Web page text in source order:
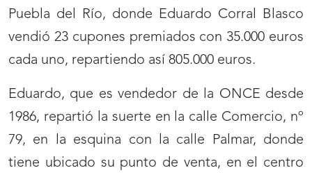
Puebla del Río, donde Eduardo Corral Blasco
vendió 23 cupones premiados con 35.000 euros
cada uno, repartiendo así 805.000 euros.
Eduardo, que es vendedor de la ONCE desde
1986, repartió la suerte en la calle Comercio, nº
79, en la esquina con la calle Palmar, donde
tiene ubicado su punto de venta, en el centro